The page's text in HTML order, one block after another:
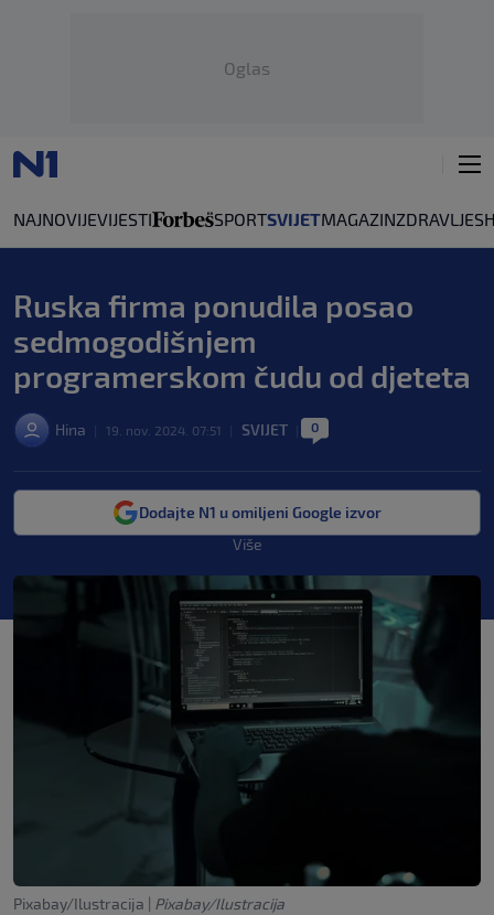
Oglas
NAJNOVIJEVIJESTI SPORTSVIJETMAGAZINZDRAVLJE
Ruska firma ponudila posao
sedmogodišnjem
programerskom čudu od djeteta
Hina 19. nov. 2024. 07:51 SVIJET 0
Dodajte N1 u omiljeni Google izvor
Više
Pixabay/Ilustracija | Pixabay/Ilustracija